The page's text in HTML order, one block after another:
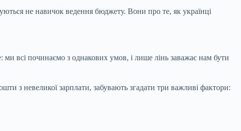
не навичок ведення бюджету. Вони про те, як українці
всі починаємо з однакових умов, і лише лінь заважає нам бути
з невеликої зарплати, забувають згадати три важливі фактори: